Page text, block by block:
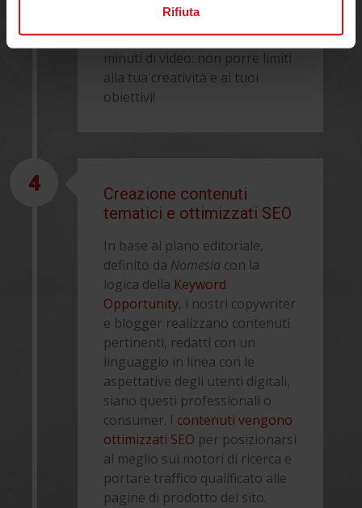
Rifiuta
engagement. L’85% degli utenti
web guarda ogni giorno 47
minuti di video: non porre limiti
alla tua creatività e ai tuoi
obiettivi!
4
Creazione contenuti
tematici e ottimizzati SEO
In base al piano editoriale,
definito da Nomesia con la
logica della Keyword
Opportunity, i nostri copywriter
e blogger realizzano contenuti
pertinenti, redatti con un
linguaggio in linea con le
aspettative degli utenti digitali,
siano questi professionali o
consumer. I contenuti vengono
ottimizzati SEO per posizionarsi
al meglio sui motori di ricerca e
portare traffico qualificato alle
pagine di prodotto del sito.